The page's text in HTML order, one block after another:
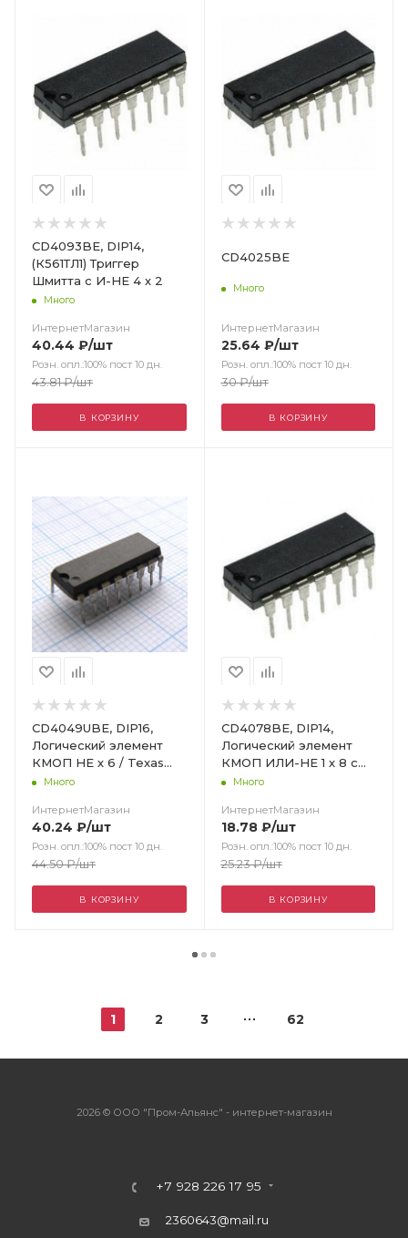
CD4093BE, DIP14,
(К561ТЛ1) Триггер
Шмитта с И-НЕ 4 х 2
Много
ИнтернетМагазин
40.44 ₽/шт
Розн. опл.:100% пост 10 дн.
43.81₽/шт
В КОРЗИНУ
CD4025BE
Много
ИнтернетМагазин
25.64 ₽/шт
Розн. опл.:100% пост 10 дн.
30₽/шт
В КОРЗИНУ
CD4049UBE, DIP16,
Логический элемент
КМОП НЕ х 6 / Texas
Ins.Много
ИнтернетМагазин
40.24 ₽/шт
Розн. опл.:100% пост 10 дн.
44.50₽/шт
В КОРЗИНУ
CD4078BE, DIP14,
Логический элемент
КМОП ИЛИ-НЕ 1 х 8 с
прямым и инверсным
Много
ИнтернетМагазин
18.78₽/шт
Розн. опл.:100% пост 10 дн.
25.23₽/шт
В КОРЗИНУ
1 2 3 62
2026 © ООО "Пром-Альянс" - интернет-магазин
+7 928 226 17 95
2360643@mail.ru